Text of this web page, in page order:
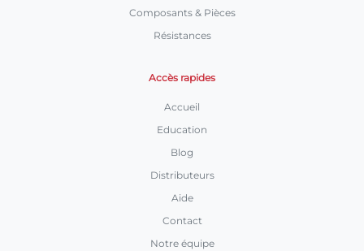
Composants & Pièces
Résistances
Accès rapides
Accueil
Education
Blog
Distributeurs
Aide
Contact
Notre équipe